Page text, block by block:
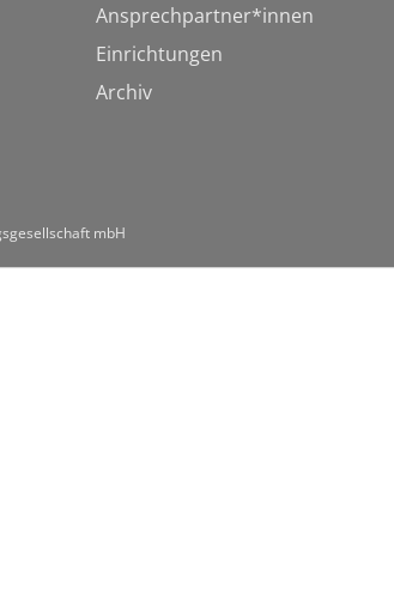
Ansprechpartner*innen
Einrichtungen
Archiv
mbH